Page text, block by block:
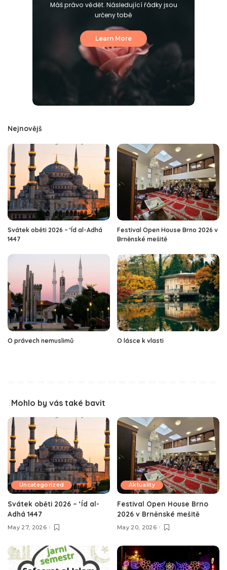
Máš právo vědět. Následující řádky jsou
určeny tobě
Learn More
Nejnovějš
Svátek oběti 2026 – ‘Íd al-Adhá
1447
Festival Open House Brno 2026 v
Brněnské mešitě
O právech nemuslimů O lásce k vlasti
Mohlo by vás také bavit
Uncategorized
Svátek oběti 2026 – ‘Íd al-
Adhá 1447
May 27, 2026
Aktuality
Festival Open House Brno
2026 v Brněnské mešitě
May 20, 2026